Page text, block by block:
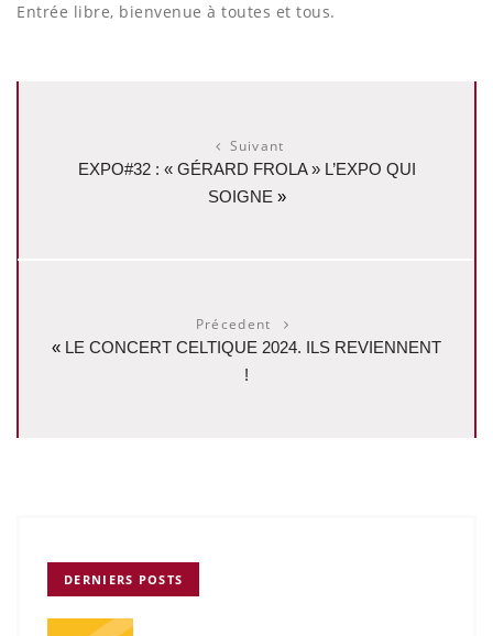
Entrée libre, bienvenue à toutes et tous.
Suivant
EXPO#32 : « GÉRARD FROLA » L’EXPO QUI
SOIGNE »
Précedent
« LE CONCERT CELTIQUE 2024. ILS REVIENNENT
!
DERNIERS POSTS